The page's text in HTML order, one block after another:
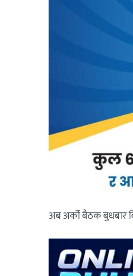
अब अर्को बैठक बुधबार